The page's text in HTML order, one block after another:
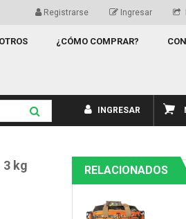
Registrarse Ingresar
¿CÓMO COMPRAR?
INGRESAR
3 kg RELACIONADOS